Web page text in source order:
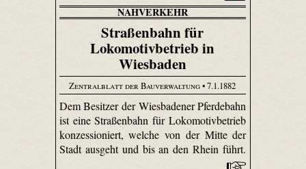
NAHVERKEHR
Straßenbahn für
Lokomotivbetrieb in
Wiesbaden
Zentralblatt der Bauverwaltung• 7.1.1882
Dem Besitzer der Wiesbadener Pferdebahn
ist eine Straßenbahn für Loko­motiv­betrieb
konzessioniert, welche von der Mitte der
Stadt ausgeht und bis an den Rhein führt.